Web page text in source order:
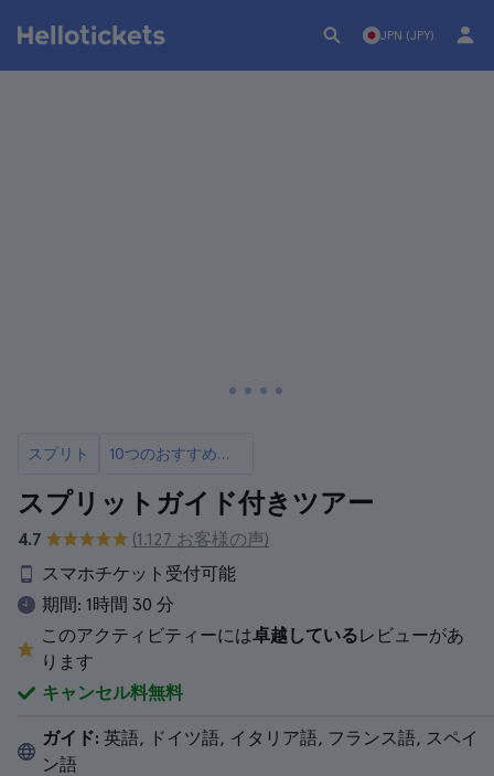
JPN (JPY)
スプリト 10つのおすすめ観光ツアー
スプリットガイド付きツアー
4.7
(1.127 お客様の声)
スマホチケット受付可能
期間: 1時間 30 分
このアクティビティーには卓越しているレビューがあ
ります
キャンセル料無料
ガイド: 英語, ドイツ語, イタリア語, フランス語, スペイ
ン語